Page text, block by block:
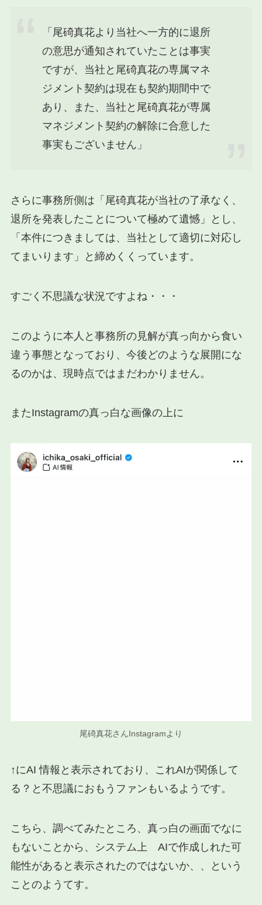
「尾碕真花より当社へ一方的に退所
の意思が通知されていたことは事実
ですが、当社と尾碕真花の専属マネ
ジメント契約は現在も契約期間中で
あり、また、当社と尾碕真花が専属
マネジメント契約の解除に合意した
事実もございません」
さらに事務所側は「尾碕真花が当社の了承なく、
退所を発表したことについて極めて遺憾」とし、
「本件につきましては、当社として適切に対応し
てまいります」と締めくくっています。
すごく不思議な状況ですよね・・・
このように本人と事務所の見解が真っ向から食い
違う事態となっており、今後どのような展開にな
るのかは、現時点ではまだわかりません。
またInstagramの真っ白な画像の上に
尾碕真花さんInstagramより
↑にAI 情報と表示されており、これAIが関係して
る？と不思議におもうファンもいるようです。
こちら、調べてみたところ、真っ白の画面でなに
もないことから、システム上 AIで作成しれた可
能性があると表示されたのではないか、、という
ことのようてす。